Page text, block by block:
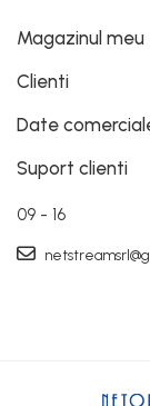
Magazinul meu
Clienti
Date
Suport clienti
09 - 16